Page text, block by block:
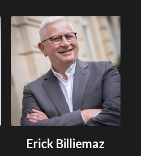
Erick Billiemaz